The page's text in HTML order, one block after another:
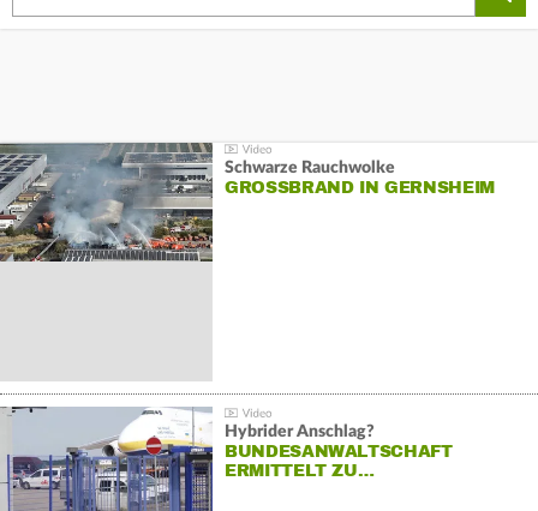
Schwarze Rauchwolke
GROSSBRAND IN GERNSHEIM
Hybrider Anschlag?
BUNDESANWALTSCHAFT
ERMITTELT ZU…